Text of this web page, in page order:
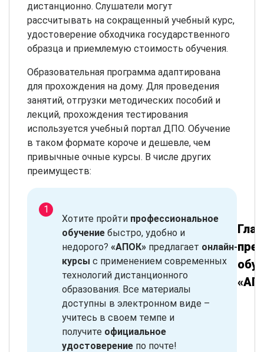
дистанционно. Слушатели могут
рассчитывать на сокращенный учебный курс,
удостоверение обходчика государственного
образца и приемлемую стоимость обучения.
Образовательная программа адаптирована
для прохождения на дому. Для проведения
занятий, отгрузки методических пособий и
лекций, прохождения тестирования
используется учебный портал ДПО. Обучение
в таком формате короче и дешевле, чем
привычные очные курсы. В числе других
преимуществ:
Хотите пройти профессиональное
обучение быстро, удобно и
недорого? «АПОК» предлагает онлайн-
курсы с применением современных
технологий дистанционного
образования. Все материалы
доступны в электронном виде –
учитесь в своем темпе и
получите официальное
удостоверение по почте!